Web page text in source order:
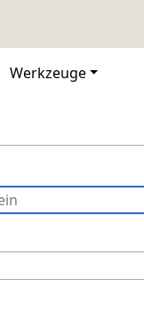
Werkzeuge